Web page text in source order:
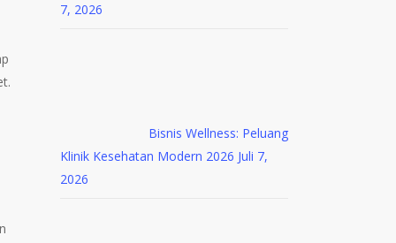
7, 2026
Bisnis Wellness: Peluang
Klinik Kesehatan Modern 2026 Juli 7,
2026